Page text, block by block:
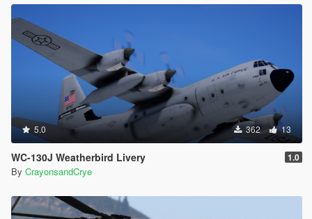
5.0 362 13
WC-130J Weatherbird Livery 1.0
By CrayonsandCrye